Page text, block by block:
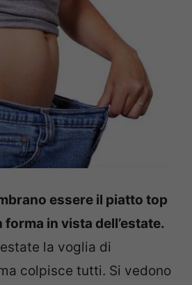
essere il piatto top
in vista dell’estate.
la voglia di
colpisce tutti. Si vedono